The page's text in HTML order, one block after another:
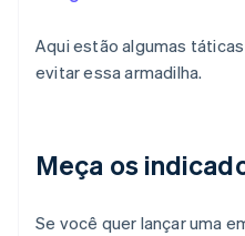
Aqui estão algumas
evitar essa armadilha.
Meça os
Se você quer lançar uma